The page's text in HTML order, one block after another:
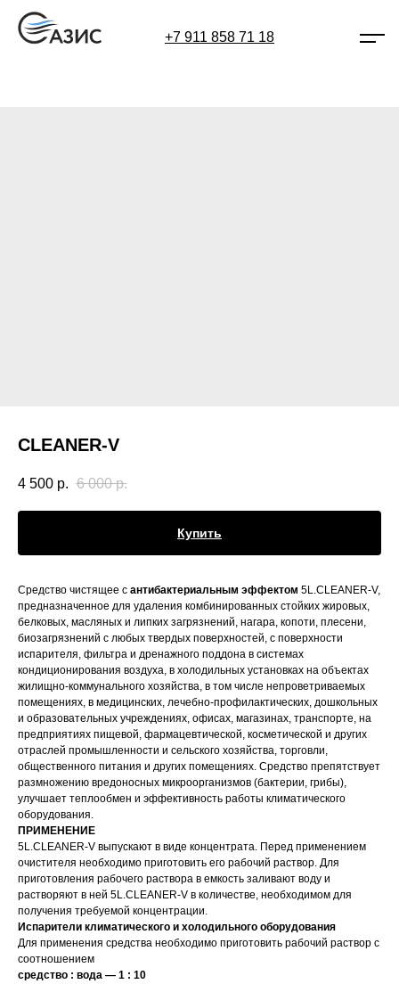
+7 911 858 71 18
CLEANER-V
4 500 р. 6 000 р.
Купить
Средство чистящее с антибактериальным эффектом 5L.CLEANER-V,
предназначенное для удаления комбинированных стойких жировых,
белковых, масляных и липких загрязнений, нагара, копоти, плесени,
биозагрязнений с любых твердых поверхностей, с поверхности
испарителя, фильтра и дренажного поддона в системах
кондиционирования воздуха, в холодильных установках на объектах
жилищно-коммунального хозяйства, в том числе непроветриваемых
помещениях, в медицинских, лечебно-профилактических, дошкольных
и образовательных учреждениях, офисах, магазинах, транспорте, на
предприятиях пищевой, фармацевтической, косметической и других
отраслей промышленности и сельского хозяйства, торговли,
общественного питания и других помещениях. Средство препятствует
размножению вредоносных микроорганизмов (бактерии, грибы),
улучшает теплообмен и эффективность работы климатического
оборудования.
ПРИМЕНЕНИЕ
5L.CLEANER-V выпускают в виде концентрата. Перед применением
очистителя необходимо приготовить его рабочий раствор. Для
приготовления рабочего раствора в емкость заливают воду и
растворяют в ней 5L.CLEANER-V в количестве, необходимом для
получения требуемой концентрации.
Испарители климатического и холодильного оборудования
Для применения средства необходимо приготовить рабочий раствор с
соотношением
средство : вода — 1 : 10